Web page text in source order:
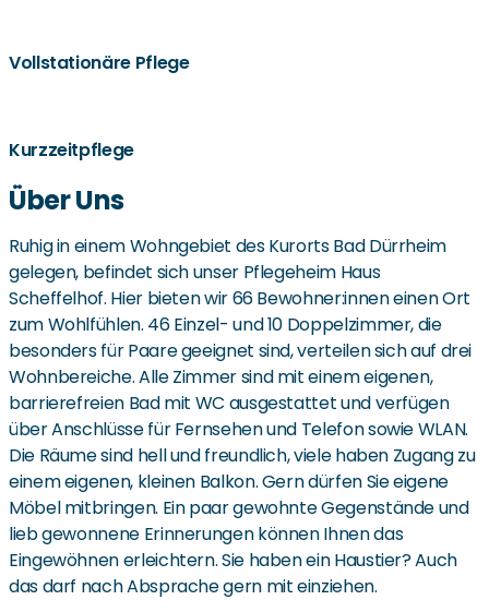
Vollstationäre Pflege
Kurzzeitpflege
Über Uns
Ruhig in einem Wohngebiet des Kurorts Bad Dürrheim
gelegen, befindet sich unser Pflegeheim Haus
Scheffelhof. Hier bieten wir 66 Bewohner:innen einen Ort
zum Wohlfühlen. 46 Einzel- und 10 Doppelzimmer, die
besonders für Paare geeignet sind, verteilen sich auf drei
Wohnbereiche. Alle Zimmer sind mit einem eigenen,
barrierefreien Bad mit WC ausgestattet und verfügen
über Anschlüsse für Fernsehen und Telefon sowie WLAN.
Die Räume sind hell und freundlich, viele haben Zugang zu
einem eigenen, kleinen Balkon. Gern dürfen Sie eigene
Möbel mitbringen. Ein paar gewohnte Gegenstände und
lieb gewonnene Erinnerungen können Ihnen das
Eingewöhnen erleichtern. Sie haben ein Haustier? Auch
das darf nach Absprache gern mit einziehen.